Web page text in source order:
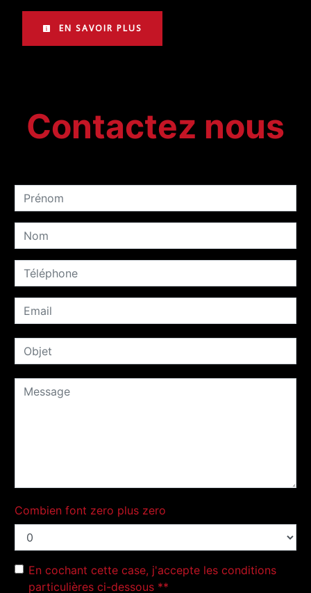
EN SAVOIR PLUS
Contactez nous
Combien font zero plus zero
En cochant cette case, j'accepte les conditions
particulières ci-dessous **